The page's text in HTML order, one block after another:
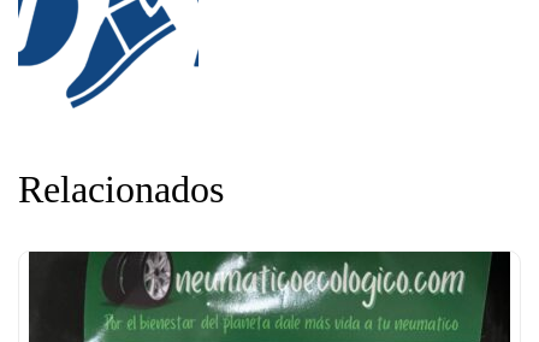
Relacionados